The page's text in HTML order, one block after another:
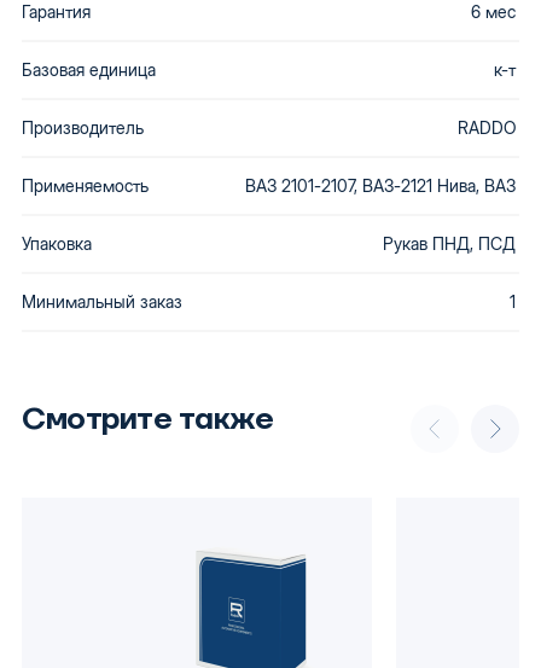
Гарантия 6 мес
Базовая единица к-т
Производитель RADDO
Применяемость ВАЗ 2101-2107, ВАЗ-2121 Нива, ВАЗ
Упаковка Рукав ПНД, ПСД
Минимальный заказ 1
Смотрите также